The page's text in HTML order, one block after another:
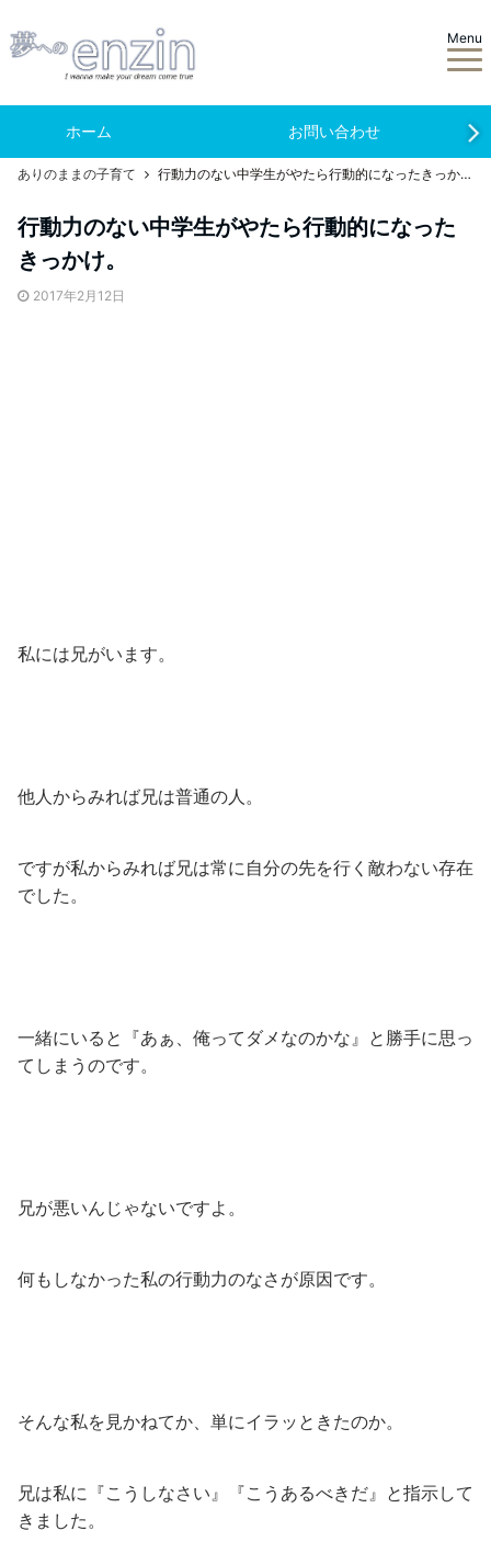
Menu
ホーム お問い合わせ
ありのままの子育て 行動力のない中学生がやたら行動的になったきっかけ。
行動力のない中学生がやたら行動的になった
きっかけ。
2017年2月12日
私には兄がいます。
他人からみれば兄は普通の人。
ですが私からみれば兄は常に自分の先を行く敵わない存在
でした。
一緒にいると『あぁ、俺ってダメなのかな』と勝手に思っ
てしまうのです。
兄が悪いんじゃないですよ。
何もしなかった私の行動力のなさが原因です。
そんな私を見かねてか、単にイラッときたのか。
兄は私に『こうしなさい』『こうあるべきだ』と指示して
きました。